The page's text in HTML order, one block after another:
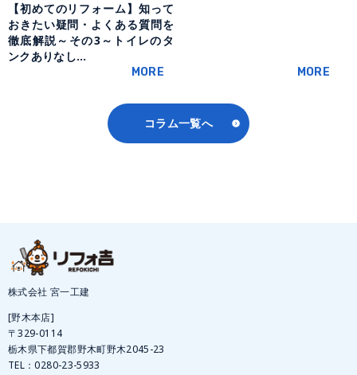
【初めてのリフォーム】知って
おきたい疑問・よくある質問を
徹底解説～その3～トイレのタ
ンクありなし…
MORE MORE
コラム一覧へ
株式会社 宮一工建
[野木本店]
〒329-0114
栃木県下都賀郡野木町野木2045-23
TEL：0280-23-5933